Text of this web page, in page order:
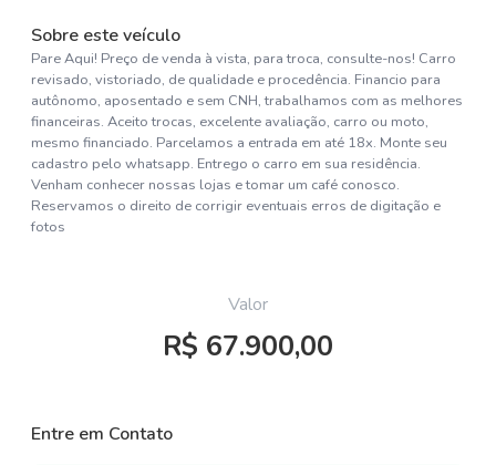
Sobre este veículo
Pare Aqui! Preço de venda à vista, para troca, consulte-nos! Carro
revisado, vistoriado, de qualidade e procedência. Financio para
autônomo, aposentado e sem CNH, trabalhamos com as melhores
financeiras. Aceito trocas, excelente avaliação, carro ou moto,
mesmo financiado. Parcelamos a entrada em até 18x. Monte seu
cadastro pelo whatsapp. Entrego o carro em sua residência.
Venham conhecer nossas lojas e tomar um café conosco.
Reservamos o direito de corrigir eventuais erros de digitação e
fotos
Valor
R$ 67.900,00
Entre em Contato